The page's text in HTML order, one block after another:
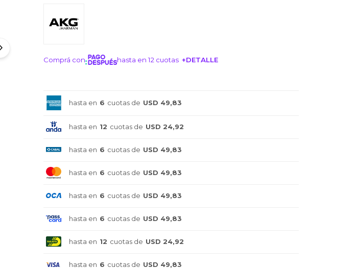
Comprá con hasta en 12 cuotas +DETALLE
hasta en 6 cuotas de USD 49,83
hasta en 12 cuotas de USD 24,92
hasta en 6 cuotas de USD 49,83
hasta en 6 cuotas de USD 49,83
hasta en 6 cuotas de USD 49,83
hasta en 6 cuotas de USD 49,83
hasta en 12 cuotas de USD 24,92
hasta en 6 cuotas de USD 49,83